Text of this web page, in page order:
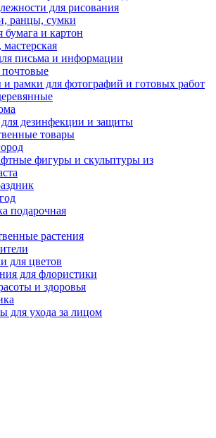
для рисования
ранцы, сумки
бумага и картон
письма и информации
рамки для фотографий и готовых работ
дезинфекции и защиты
товары
фигуры и скульптуры из
подарочная
растения
для цветов
для флористики
и здоровья
для ухода за лицом